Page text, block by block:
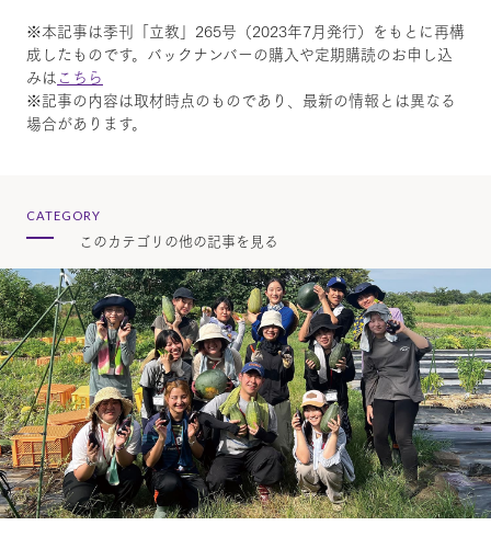
※本記事は季刊「立教」265号（2023年7月発行）をもとに再構
成したものです。バックナンバーの購入や定期購読のお申し込
みはこちら
※記事の内容は取材時点のものであり、最新の情報とは異なる
場合があります。
CATEGORY
このカテゴリの他の記事を見る